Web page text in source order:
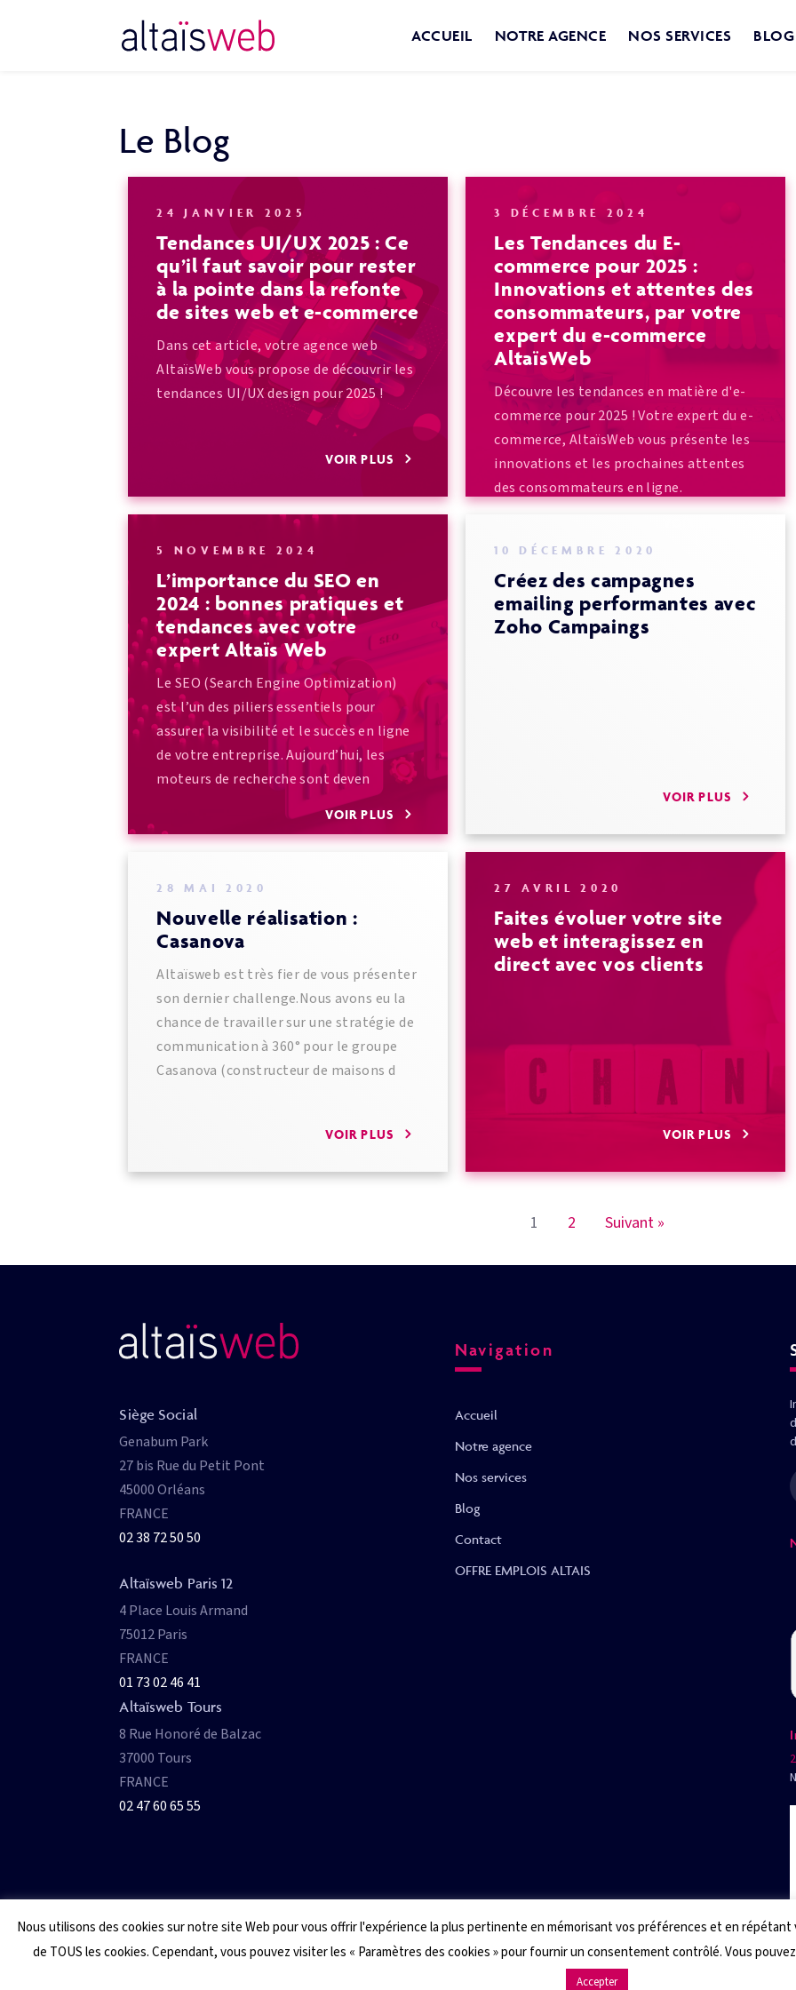
ACCUEIL NOTRE AGENCE NOS SERVICES BLOG
Le Blog
24 JANVIER 2025
Tendances UI/UX 2025 : Ce
qu’il faut savoir pour rester
à la pointe dans la refonte
de sites web et e-commerce
Dans cet article, votre agence web
AltaïsWeb vous propose de découvrir les
tendances UI/UX design pour 2025 !
VOIR PLUS
3 DÉCEMBRE 2024
Les Tendances du E-
commerce pour 2025 :
Innovations et attentes des
consommateurs, par votre
expert du e-commerce
AltaïsWeb
Découvre les tendances en matière d'e-
commerce pour 2025 ! Votre expert du e-
commerce, AltaïsWeb vous présente les
innovations et les prochaines attentes
des consommateurs en ligne.
5 NOVEMBRE 2024
L’importance du SEO en
2024 : bonnes pratiques et
tendances avec votre
expert Altaïs Web
Le SEO (Search Engine Optimization)
est l’un des piliers essentiels pour
assurer la visibilité et le succès en ligne
de votre entreprise. Aujourd’hui, les
moteurs de recherche sont deven
VOIR PLUS
10 DÉCEMBRE 2020
Créez des campagnes
emailing performantes avec
Zoho Campaings
VOIR PLUS
28 MAI 2020
Nouvelle réalisation :
Casanova
Altaïsweb est très fier de vous présenter
son dernier challenge.Nous avons eu la
chance de travailler sur une stratégie de
communication à 360° pour le groupe
Casanova (constructeur de maisons d
VOIR PLUS
27 AVRIL 2020
Faites évoluer votre site
web et interagissez en
direct avec vos clients
VOIR PLUS
1 2 Suivant »
Siège Social
Genabum Park
27 bis Rue du Petit Pont
45000 Orléans
FRANCE
02 38 72 50 50
Altaïsweb Paris 12
4 Place Louis Armand
75012 Paris
FRANCE
01 73 02 46 41
Altaïsweb Tours
8 Rue Honoré de Balzac
37000 Tours
FRANCE
02 47 60 65 55
Navigation
Accueil
Notre agence
Nos services
Blog
Contact
OFFRE EMPLOIS ALTAIS
Nous utilisons des cookies sur notre site Web pour vous offrir l'expérience la plus pertinente en mémorisant vos préférences et en
de TOUS les cookies. Cependant, vous pouvez visiter les « Paramètres des cookies » pour fournir un consentement contrôlé. Vous
Accepter